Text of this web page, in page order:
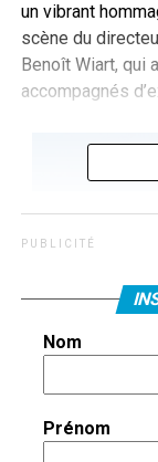
un vibrant
scène du
Benoît Wiart, qui
accompagnés
P U B L I C I T É
Nom
Prénom